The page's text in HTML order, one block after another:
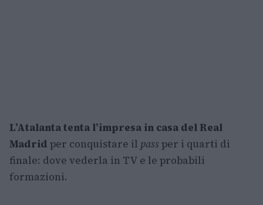
L’Atalanta tenta l’impresa in casa del Real
Madrid per conquistare il passper i quarti di
finale: dove vederla in TV e le probabili
formazioni.